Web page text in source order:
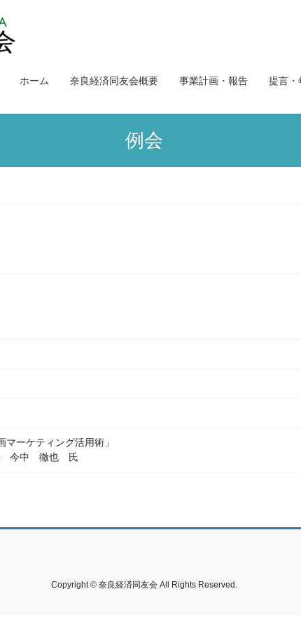
ホーム 奈良経済同友会概要 事業計画・報告 提言・
例会
マーケティング活用術」
今中 徹也 氏
Copyright © 奈良経済同友会 All Rights Reserved.